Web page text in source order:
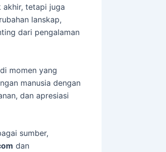
tetapi juga
lanskap,
dari pengalaman
momen yang
manusia dengan
dan apresiasi
sumber,
dan